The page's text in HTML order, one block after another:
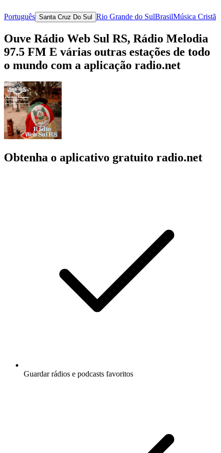
Português Santa Cruz Do Sul Rio Grande do SulBrasilMúsica Cristã
Ouve Rádio Web Sul RS, Rádio Melodia
97.5 FM E várias outras estações de todo
o mundo com a aplicação radio.net
Obtenha o aplicativo gratuito radio.net
Guardar rádios e podcasts favoritos